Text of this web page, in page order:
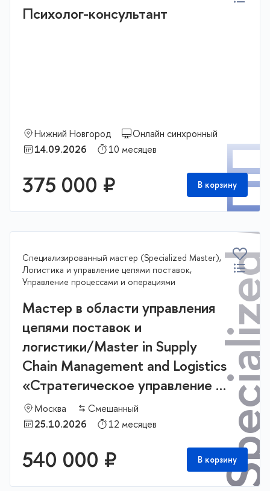
Психолог-консультант
Нижний Новгород
Онлайн синхронный
14.09.2026
10 месяцев
375 000 ₽ В корзину
Специализированный мастер (Specialized Master),
Логистика и управление цепями поставок,
Управление процессами и операциями
Мастер в области управления
цепями поставок и
логистики/Master in Supply
Chain Management and Logistics
«Стратегическое управление и
бизнес аналитика в логистике и
цепях поставок»
Москва
Смешанный
25.10.2026
12 месяцев
540 000 ₽ В корзину